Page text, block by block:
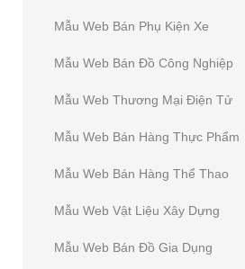
Mẫu Web Bán Phụ Kiện Xe
Mẫu Web Bán Đồ Công Nghiệp
Mẫu Web Thương Mại Điện Tử
Mẫu Web Bán Hàng Thực Phẩm
Mẫu Web Bán Hàng Thể Thao
Mẫu Web Vật Liệu Xây Dựng
Mẫu Web Bán Đồ Gia Dụng